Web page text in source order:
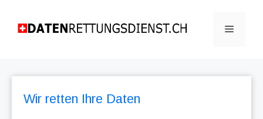
Wir retten Ihre Daten